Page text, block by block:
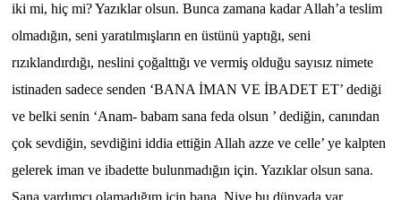
iki mi, hiç mi? Yazıklar olsun. Bunca zamana kadar Allah’a teslim
olmadığın, seni yaratılmışların en üstünü yaptığı, seni
rızıklandırdığı, neslini çoğalttığı ve vermiş olduğu sayısız nimete
istinaden sadece senden ‘BANA İMAN VE İBADET ET’ dediği
ve belki senin ‘Anam- babam sana feda olsun ’ dediğin, canından
çok sevdiğin, sevdiğini iddia ettiğin Allah azze ve celle’ ye kalpten
gelerek iman ve ibadette bulunmadığın için. Yazıklar olsun sana.
Sana yardımcı olamadığım için bana. Niye bu dünyada var